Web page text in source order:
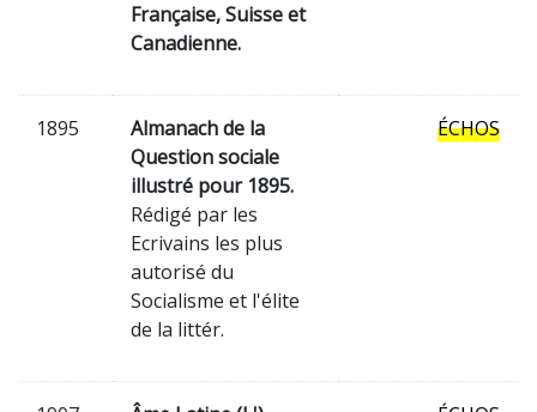
Française, Suisse et
Canadienne.
1895
Almanach de la
Question sociale
illustré pour 1895.
Rédigé par les
Ecrivains les plus
autorisé du
Socialisme et l'élite
de la littér.
ÉCHOS